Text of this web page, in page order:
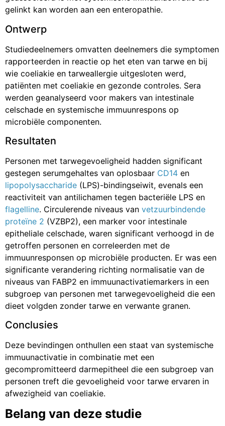
gelinkt kan worden aan een enteropathie.
Ontwerp
Studiedeelnemers omvatten deelnemers die symptomen
rapporteerden in reactie op het eten van tarwe en bij
wie coeliakie en tarweallergie uitgesloten werd,
patiënten met coeliakie en gezonde controles. Sera
werden geanalyseerd voor makers van intestinale
celschade en systemische immuunrespons op
microbiële componenten.
Resultaten
Personen met tarwegevoeligheid hadden significant
gestegen serumgehaltes van oplosbaar CD14 en
lipopolysaccharide (LPS)-bindingseiwit, evenals een
reactiviteit van antilichamen tegen bacteriële LPS en
flagelline. Circulerende niveaus van vetzuurbindende
proteïne 2 (VZBP2), een marker voor intestinale
epitheliale celschade, waren significant verhoogd in de
getroffen personen en correleerden met de
immuunresponsen op microbiële producten. Er was een
significante verandering richting normalisatie van de
niveaus van FABP2 en immuunactivatiemarkers in een
subgroep van personen met tarwegevoeligheid die een
dieet volgden zonder tarwe en verwante granen.
Conclusies
Deze bevindingen onthullen een staat van systemische
immuunactivatie in combinatie met een
gecompromitteerd darmepitheel die een subgroep van
personen treft die gevoeligheid voor tarwe ervaren in
afwezigheid van coeliakie.
Belang van deze studie